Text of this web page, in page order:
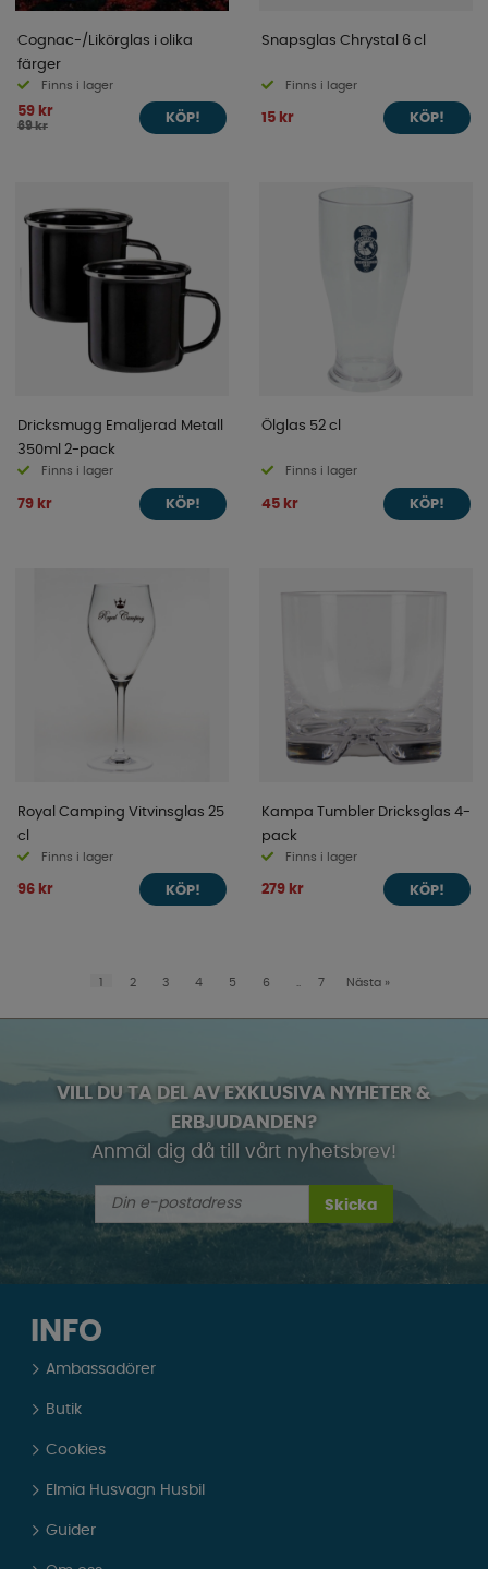
Cognac-/Likörglas i olika
färger
Finns i lager
59 kr
69 kr
KÖP!
Snapsglas Chrystal 6 cl
Finns i lager
15 kr KÖP!
Dricksmugg Emaljerad Metall
350ml 2-pack
Finns i lager
79 kr KÖP!
Ölglas 52 cl
Finns i lager
45 kr KÖP!
Royal Camping Vitvinsglas 25
cl
Finns i lager
96 kr KÖP!
Kampa Tumbler Dricksglas 4-
pack
Finns i lager
279 kr KÖP!
1 2 3 4 5 6 7 Nästa »
VILL DU TA DEL AV EXKLUSIVA NYHETER &
ERBJUDANDEN?
Anmäl dig då till vårt nyhetsbrev!
Skicka
INFO
Ambassadörer
Butik
Cookies
Elmia Husvagn Husbil
Guider